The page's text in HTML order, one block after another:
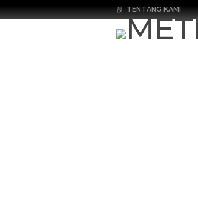
TENTANG KAMI